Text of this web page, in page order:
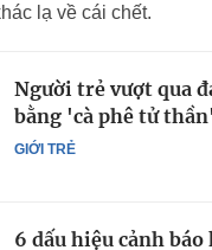
lạ về cái chết.
GIỚI TRẺ
Người trẻ vượt qua
bằng 'cà phê tử thần'
6 dấu hiệu cảnh